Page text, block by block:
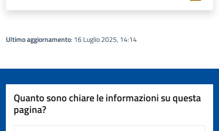
Ultimo aggiornamento: 16 Luglio 2025, 14:14
Quanto sono chiare le informazioni su questa
pagina?